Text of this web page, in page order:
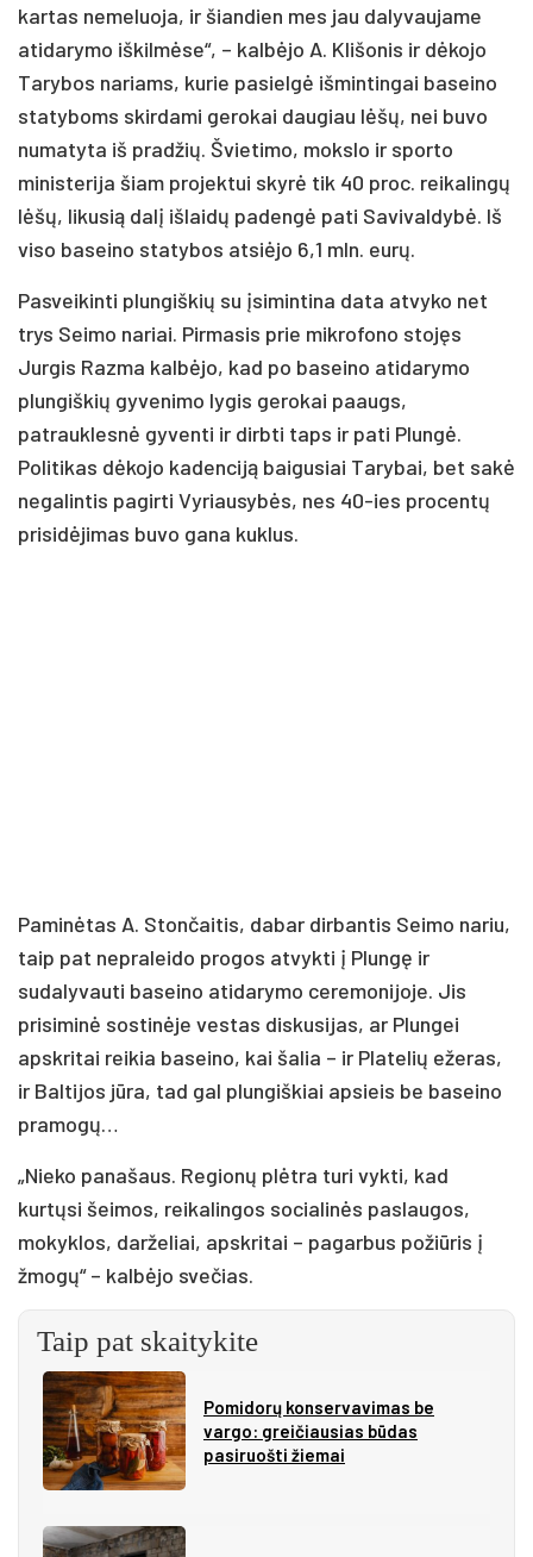
kartas nemeluoja, ir šiandien mes jau dalyvaujame
atidarymo iškilmėse“, – kalbėjo A. Klišonis ir dėkojo
Tarybos nariams, kurie pasielgė išmintingai baseino
statyboms skirdami gerokai daugiau lėšų, nei buvo
numatyta iš pradžių. Švietimo, mokslo ir sporto
ministerija šiam projektui skyrė tik 40 proc. reikalingų
lėšų, likusią dalį išlaidų padengė pati Savivaldybė. Iš
viso baseino statybos atsiėjo 6,1 mln. eurų.
Pasveikinti plungiškių su įsimintina data atvyko net
trys Seimo nariai. Pirmasis prie mikrofono stojęs
Jurgis Razma kalbėjo, kad po baseino atidarymo
plungiškių gyvenimo lygis gerokai paaugs,
patrauklesnė gyventi ir dirbti taps ir pati Plungė.
Politikas dėkojo kadenciją baigusiai Tarybai, bet sakė
negalintis pagirti Vyriausybės, nes 40-ies procentų
prisidėjimas buvo gana kuklus.
Paminėtas A. Stončaitis, dabar dirbantis Seimo nariu,
taip pat nepraleido progos atvykti į Plungę ir
sudalyvauti baseino atidarymo ceremonijoje. Jis
prisiminė sostinėje vestas diskusijas, ar Plungei
apskritai reikia baseino, kai šalia – ir Platelių ežeras,
ir Baltijos jūra, tad gal plungiškiai apsieis be baseino
pramogų…
„Nieko panašaus. Regionų plėtra turi vykti, kad
kurtųsi šeimos, reikalingos socialinės paslaugos,
mokyklos, darželiai, apskritai – pagarbus požiūris į
žmogų“ – kalbėjo svečias.
Taip pat skaitykite
Pomidorų konservavimas be
vargo: greičiausias būdas
pasiruošti žiemai